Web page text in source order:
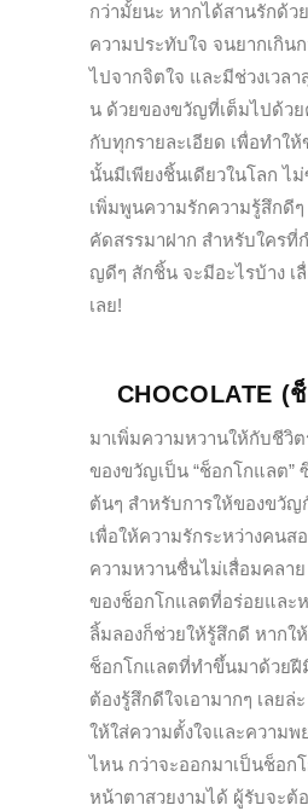
กว่ามั้ยนะ หากได้สานรักด้ว
ความประทับใจ จนยากเกินก
ไปจากจิตใจ และมีช่วงเวล
น ด้วยของขวัญที่เต็มไปด้ว
กับทุกรายละเอียด เพื่อทำใ
นั้นมีเพียงชิ้นเดียวในโลก ไ
เพิ่มพูนความรักความรู้สึกดี
คัดสรรมาฝาก สำหรับใครที่
ญดีๆ สักชิ้น จะมีอะไรบ้าง เ
เลย!
CHOCOLATE (
มาเพิ่มความหวานให้กับชีวิ
ของขวัญเป็น “ช็อกโกแลต”
ต้นๆ สำหรับการให้ของขวัญ
เพื่อให้ความรักระหว่างคนส
ความหวานชื่นไม่เสื่อมคลา
ของช็อกโกแลตที่อร่อยและ
ลิ้มลองก็ช่วยให้รู้สึกดี หากใ
ช็อกโกแลตที่ทำขึ้นมาด้วยฝี
ต้องรู้สึกดีใจเอามากๆ เลยล่
ให้ใส่ความตั้งใจและความ
ไหน กว่าจะออกมาเป็นช็อก
หน้าตาสวยงามได้ ผู้รับจะต้